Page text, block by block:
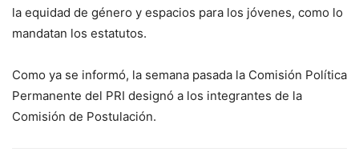
la equidad de género y espacios para los jóvenes, como lo
mandatan los estatutos.
Como ya se informó, la semana pasada la Comisión Política
Permanente del PRI designó a los integrantes de la
Comisión de Postulación.